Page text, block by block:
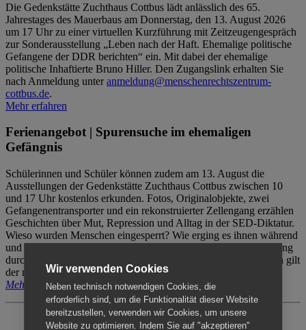
Die Gedenkstätte Zuchthaus Cottbus lädt anlässlich des 65.
Jahrestages des Mauerbaus am Donnerstag, den 13. August 2026
um 17 Uhr zu einer virtuellen Kurzführung mit Zeitzeugengespräch
zur Sonderausstellung „Leben nach der Haft. Ehemalige politische
Gefangene der DDR berichten“ ein. Mit dabei der ehemalige
politische Inhaftierte Bruno Hiller. Den Zugangslink erhalten Sie
nach Anmeldung unteranmeldung@menschenrechtszentrum-
cottbus.de.
Mehr erfahren
Ferienangebot | Spurensuche im ehemaligen
Gefängnis
Schülerinnen und Schüler können zudem am 13. August die
Ausstellungen der Gedenkstätte Zuchthaus Cottbus zwischen 10
und 17 Uhr kostenlos erkunden. Fotos, Originalobjekte, zwei
Gefangenentransporter und ein rekonstruierter Zellengang erzählen
Geschichten über Mut, Repression und Alltag in der SED-Diktatur.
Wieso wurden Menschen eingesperrt? Wie erging es ihnen während
und nach der Haft? Der Besuch erfolgt individuell ohne Betreuung
durch das Menschenrechtszentrum Cottbus. Für Begleitpersonen gilt
der reguläre Eintritt (8€ / ermäßigt 5€).
Mehr erfahren
Wir verwenden Cookies
Neben technisch notwendigen Cookies, die
erforderlich sind, um die Funktionalität dieser Website
bereitzustellen, verwenden wir Cookies, um unsere
Website zu optimieren. Indem Sie auf "akzeptieren"